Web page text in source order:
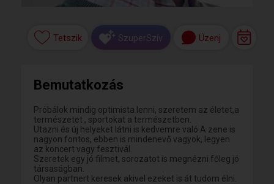
Tetszik SzuperSzív Üzenj
Bemutatkozás
Próbálok mindig optimista lenni, szeretem az életet,a
természetet , sportokat a természetben.
Utazni és új helyeket látni is kedvemre való.A zene is
nagyon fontos, ebben is mindenevő vagyok, legyen
az koncert vagy fesztivál.
Szeretek egy jó filmet, sorozatot is megnézni főleg jó
társaságban.
Olyan partnert keresek akivel ezeket is át tudom élni.